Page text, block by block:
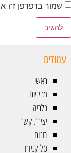
שמור בדפדפן זה
עמודים
ראשי
מדיניות
גלריה
יצירת קשר
חנות
סל קניות